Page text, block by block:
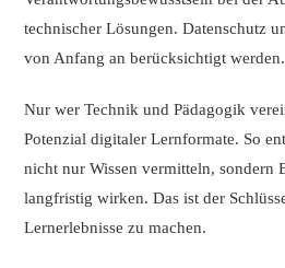
technischer Lösungen. Datenschutz
von Anfang an berücksichtigt werden.
Nur wer Technik und Pädagogik
Potenzial digitaler Lernformate. So
nicht nur Wissen vermitteln, sondern
langfristig wirken. Das ist der
Lernerlebnisse zu machen.